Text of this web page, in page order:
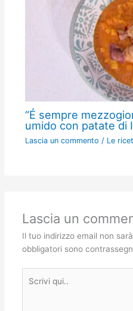
“É sempre
umido con patate di
Lascia un commento / Le
Lascia un
Il tuo indirizzo email non
obbligatori sono
qui..